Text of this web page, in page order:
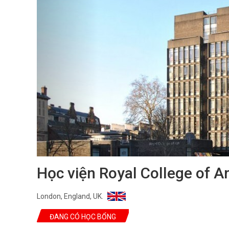
Học viện Royal College of
London, England, UK.
ĐANG CÓ HỌC BỔNG